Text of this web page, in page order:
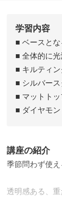
学習内容
■ ベースと
■ 全体的に
■ キルティ
■ シルバー
■ マットト
■ ダイヤモ
講座の紹介
季節問わず使え
透明感ある、